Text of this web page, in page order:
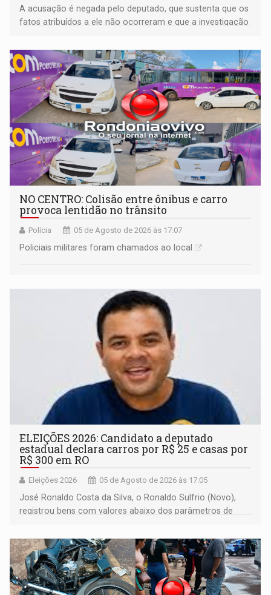
A acusação é negada pelo deputado, que sustenta que os
fatos atribuídos a ele não ocorreram e que a investigação
NO CENTRO: Colisão entre ônibus e carro
provoca lentidão no trânsito
Polícia 05 de Agosto de 2026 às 17:07
Policiais militares foram chamados ao local
ELEIÇÕES 2026: Candidato a deputado
estadual declara carros por R$ 25 e casas por
R$ 300 em RO
Eleições 2026 05 de Agosto de 2026 às 17:05
José Ronaldo Costa da Silva, o Ronaldo Sulfrio (Novo),
registrou bens com valores abaixo dos parâmetros de
milhões